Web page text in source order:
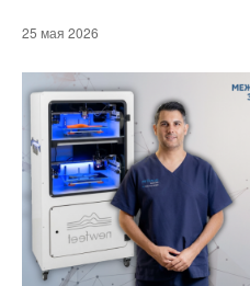
25 мая 2026